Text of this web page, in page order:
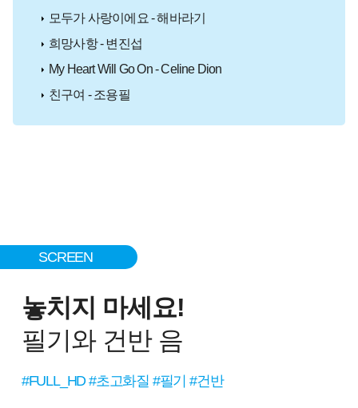
모두가 사랑이에요 - 해바라기
희망사항 - 변진섭
My Heart Will Go On - Celine Dion
친구여 - 조용필
SCREEN
놓치지 마세요!
필기와 건반 음
#FULL_HD #초고화질 #필기 #건반